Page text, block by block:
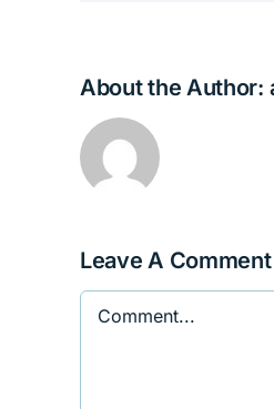
About the Author:
Leave A Comment
Comment